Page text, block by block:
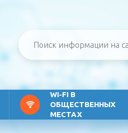
WI-FI В
ОБЩЕСТВЕННЫХ
МЕСТАХ